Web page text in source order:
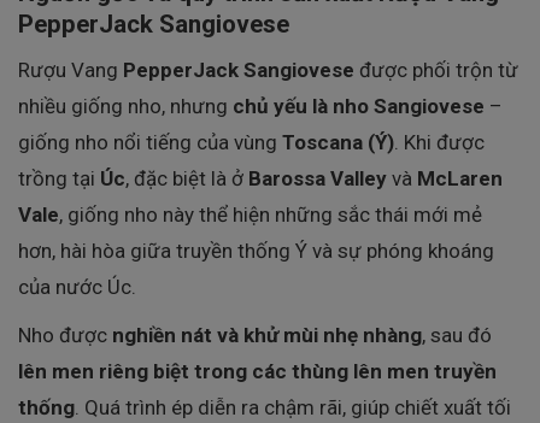
PepperJack Sangiovese
Rượu Vang PepperJack Sangiovese được phối trộn từ
nhiều giống nho, nhưng chủ yếu là nho Sangiovese –
giống nho nổi tiếng của vùng Toscana (Ý) . Khi được
trồng tại Úc, đặc biệt là ở Barossa Valley và McLaren
Vale, giống nho này thể hiện những sắc thái mới mẻ
hơn, hài hòa giữa truyền thống Ý và sự phóng khoáng
của nước Úc.
Nho được nghiền nát và khử mùi nhẹ nhàng, sau đó
lên men riêng biệt trong các thùng lên men truyền
thống . Quá trình ép diễn ra chậm rãi, giúp chiết xuất tối